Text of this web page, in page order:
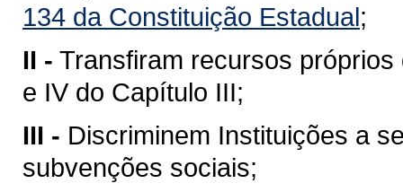
134 da Constituição Estadual;
II - Transfiram recursos
e IV do Capítulo III;
III - Discriminem Instituições a
subvenções sociais;